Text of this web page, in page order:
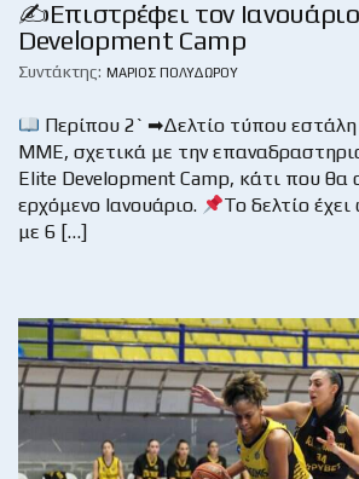
✍Επιστρέφει τον
Development Camp
Συντάκτης: ΜΆΡΙΟΣ ΠΟΛΥΔΏΡΟΥ
Περίπου 2` ➡Δελτίο τύπου
ΜΜΕ, σχετικά με την
Elite Development Camp, κάτι που θα
ερχόμενο Ιανουάριο.
Το δελτίο
με 6 […]